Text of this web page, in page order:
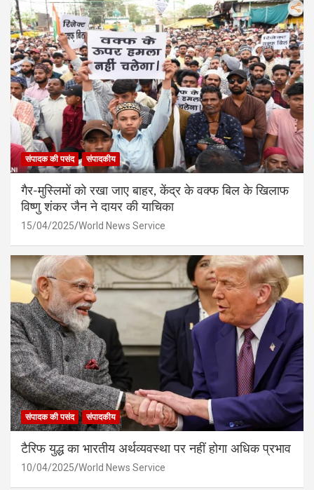
संपादक की पसंद संपादकीय
गैर-मुस्लिमों को रखा जाए बाहर, केंद्र के वक्फ बिल के खिलाफ
विष्णु शंकर जैन ने दायर की याचिका
15/04/2025 World News Service
संपादक की पसंद संपादकीय
टैरिफ युद्ध का भारतीय अर्थव्यवस्था पर नहीं होगा अधिक प्रभाव
10/04/2025 World News Service